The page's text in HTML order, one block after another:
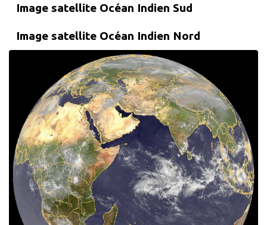
Image satellite Océan Indien Sud
Image satellite Océan Indien Nord